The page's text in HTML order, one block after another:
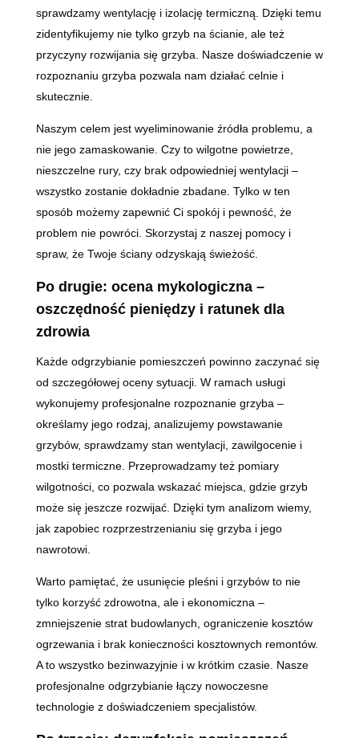
sprawdzamy wentylację i izolację termiczną. Dzięki temu
zidentyfikujemy nie tylko grzyb na ścianie, ale też
przyczyny rozwijania się grzyba. Nasze doświadczenie w
rozpoznaniu grzyba pozwala nam działać celnie i
skutecznie.
Naszym celem jest wyeliminowanie źródła problemu, a
nie jego zamaskowanie. Czy to wilgotne powietrze,
nieszczelne rury, czy brak odpowiedniej wentylacji –
wszystko zostanie dokładnie zbadane. Tylko w ten
sposób możemy zapewnić Ci spokój i pewność, że
problem nie powróci. Skorzystaj z naszej pomocy i
spraw, że Twoje ściany odzyskają świeżość.
Po drugie: ocena mykologiczna –
oszczędność pieniędzy i ratunek dla
zdrowia
Każde odgrzybianie pomieszczeń powinno zaczynać się
od szczegółowej oceny sytuacji. W ramach usługi
wykonujemy profesjonalne rozpoznanie grzyba –
określamy jego rodzaj, analizujemy powstawanie
grzybów, sprawdzamy stan wentylacji, zawilgocenie i
mostki termiczne. Przeprowadzamy też pomiary
wilgotności, co pozwala wskazać miejsca, gdzie grzyb
może się jeszcze rozwijać. Dzięki tym analizom wiemy,
jak zapobiec rozprzestrzenianiu się grzyba i jego
nawrotowi.
Warto pamiętać, że usunięcie pleśni i grzybów to nie
tylko korzyść zdrowotna, ale i ekonomiczna –
zmniejszenie strat budowlanych, ograniczenie kosztów
ogrzewania i brak konieczności kosztownych remontów.
A to wszystko bezinwazyjnie i w krótkim czasie. Nasze
profesjonalne odgrzybianie łączy nowoczesne
technologie z doświadczeniem specjalistów.